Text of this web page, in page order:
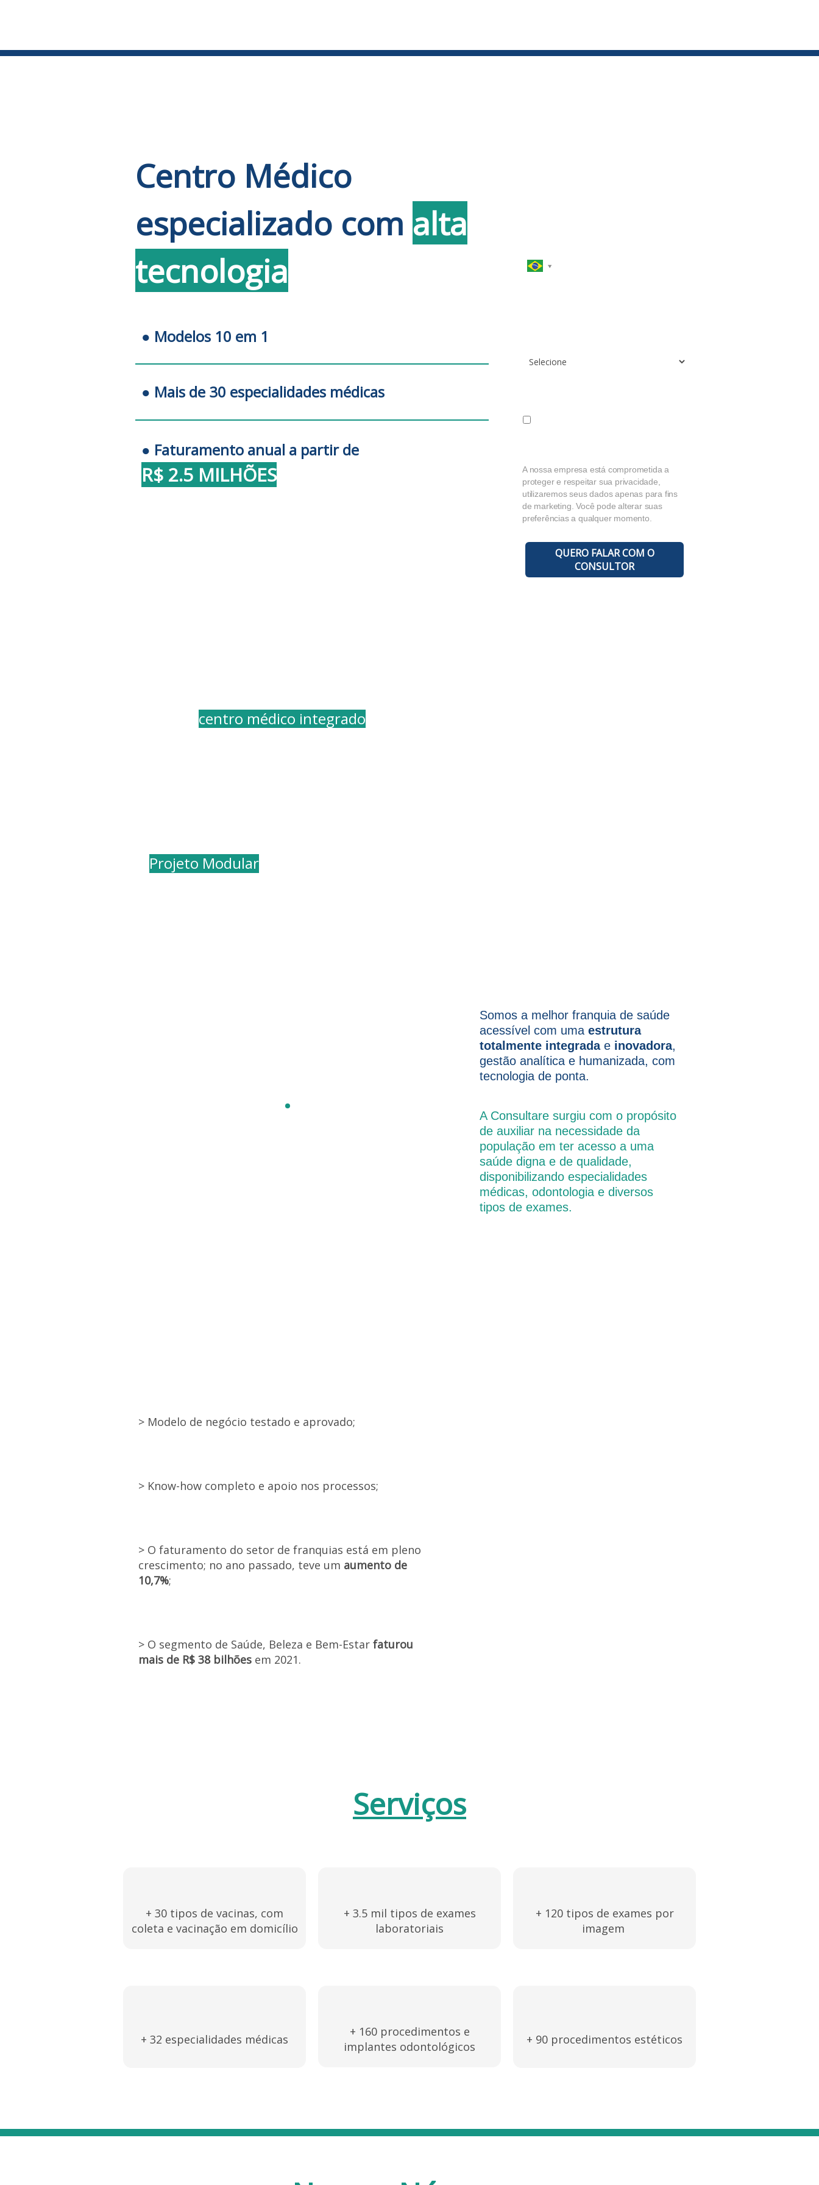
Centro Médico
especializado com alta
tecnologia
● Modelos 10 em 1
● Mais de 30 especialidades médicas
● Faturamento anual a partir de
R$ 2.5 MILHÕES
Eu aceito termos e condições (política
A nossa empresa está comprometida a
proteger e respeitar sua privacidade,
utilizaremos seus dados apenas para fins
de marketing. Você pode alterar suas
preferências a qualquer momento.
QUERO FALAR COM O
CONSULTOR
centro médico integrado
Projeto Modular
Somos a melhor franquia de saúde
acessível com umaestrutura
totalmente integradae inovadora,
gestão analítica e humanizada, com
tecnologia de ponta.
A Consultare surgiu com o propósito
de auxiliar na necessidade da
população em ter acesso a uma
saúde digna e de qualidade,
disponibilizando especialidades
médicas, odontologia e diversos
tipos de exames.
> Modelo de negócio testado e aprovado;
> Know-how completo e apoio nos processos;
> O faturamento do setor de franquias está em pleno
crescimento; no ano passado, teve um aumento de
10,7%;
> O segmento de Saúde, Beleza e Bem-Estar faturou
mais de R$ 38 bilhões em 2021.
Serviços
+ 30 tipos de vacinas, com
coleta e vacinação em domicílio
+ 3.5 mil tipos de exames
laboratoriais
+ 120 tipos de exames por
imagem
+ 32 especialidades médicas
+ 160 procedimentos e
implantes odontológicos
+ 90 procedimentos estéticos